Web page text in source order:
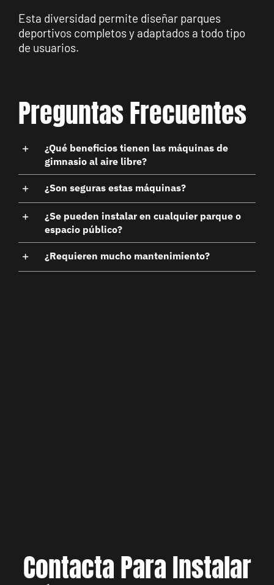
Esta diversidad permite diseñar parques
deportivos completos y adaptados a todo tipo
de usuarios.
Preguntas Frecuentes
¿Qué beneficios tienen las máquinas de
gimnasio al aire libre?
¿Son seguras estas máquinas?
¿Se pueden instalar en cualquier parque o
espacio público?
¿Requieren mucho mantenimiento?
Contacta Para Instalar